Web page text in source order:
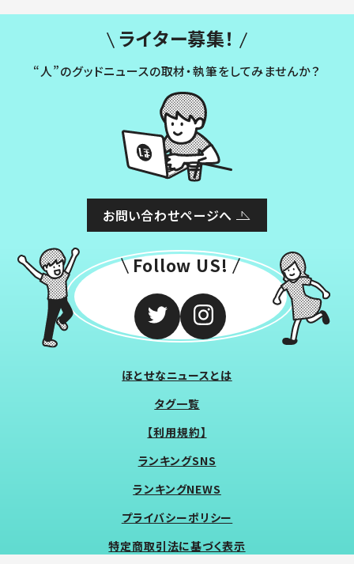
ライター募集！
“人”のグッドニュースの取材・執筆をしてみませんか？
お問い合わせページへ
Follow US!
ほとせなニュースとは
タグ一覧
【利用規約】
ランキングSNS
ランキングNEWS
プライバシーポリシー
特定商取引法に基づく表示